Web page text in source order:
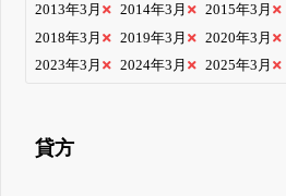
2013年3月
2014年3月 2015年3月
2018年3月
2019年3月 2020年3月
2023年3月
2024年3月 2025年3月
貸方